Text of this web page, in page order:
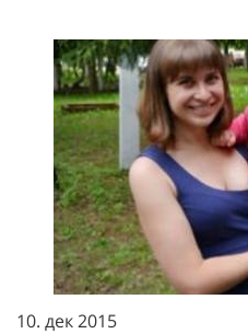
10. дек 2015